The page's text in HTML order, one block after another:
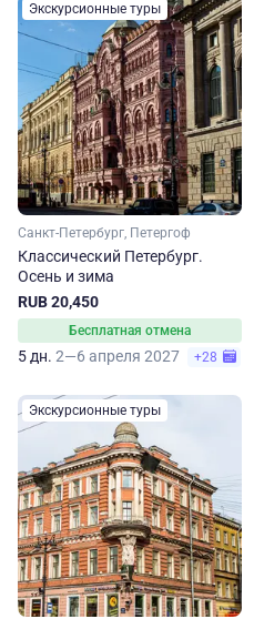
Экскурсионные туры
Санкт-Петербург, Петергоф
Классический Петербург.
Осень и зима
RUB 20,450
Бесплатная отмена
5 дн. 2—6 апреля 2027 +28
Экскурсионные туры